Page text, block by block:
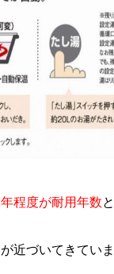
程度が耐用年数
近づいてきてい